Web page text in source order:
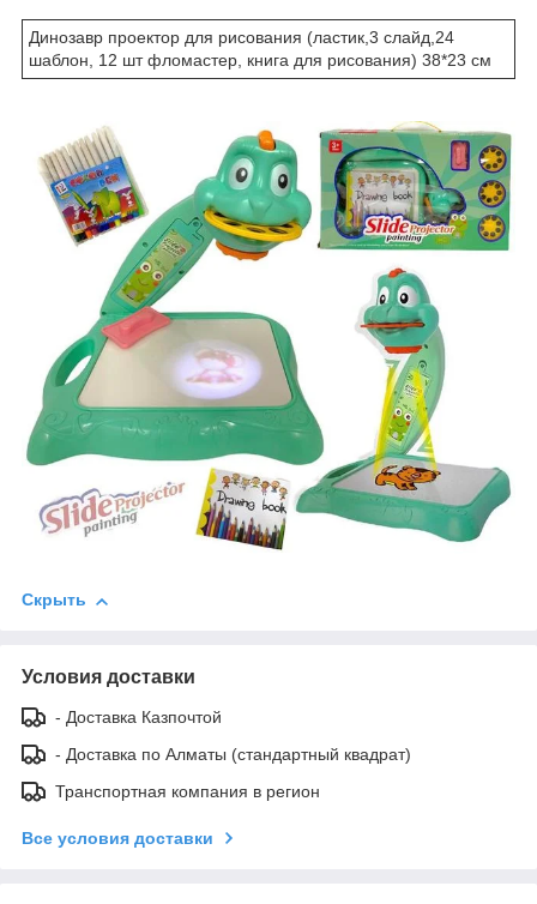
Динозавр проектор для рисования (ластик,3 слайд,24
шаблон, 12 шт фломастер, книга для рисования) 38*23 см
Скрыть
Условия доставки
- Доставка Казпочтой
- Доставка по Алматы (стандартный квадрат)
Транспортная компания в регион
Все условия доставки